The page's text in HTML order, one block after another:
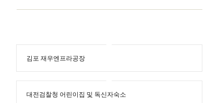
김포 재우엔프라공장
대전검찰청 어린이집 및 독신자숙소